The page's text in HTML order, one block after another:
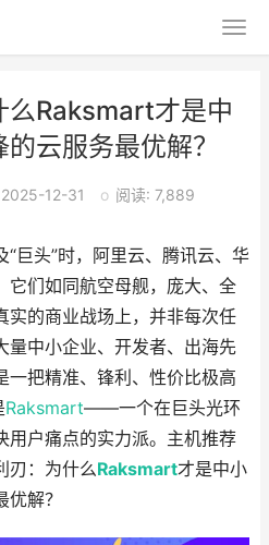
么Raksmart才是中
云服务最优解？
12-31 o 阅读: 7,889
巨头”时，阿里云、腾讯云、华
它们如同航空母舰，庞大、全
实的商业战场上，并非每次任
量中小企业、开发者、出海先
一把精准、锋利、性价比极高
Raksmart——一个在巨头光环
用户痛点的实力派。主机推荐
刃：为什么Raksmart才是中小
解？